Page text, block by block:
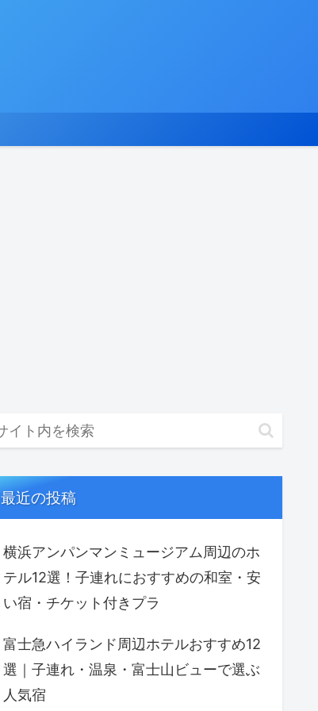
最近の投稿
横浜アンパンマンミュージアム周辺のホ
テル12選！子連れにおすすめの和室・安
い宿・チケット付きプラ
富士急ハイランド周辺ホテルおすすめ12
選｜子連れ・温泉・富士山ビューで選ぶ
人気宿